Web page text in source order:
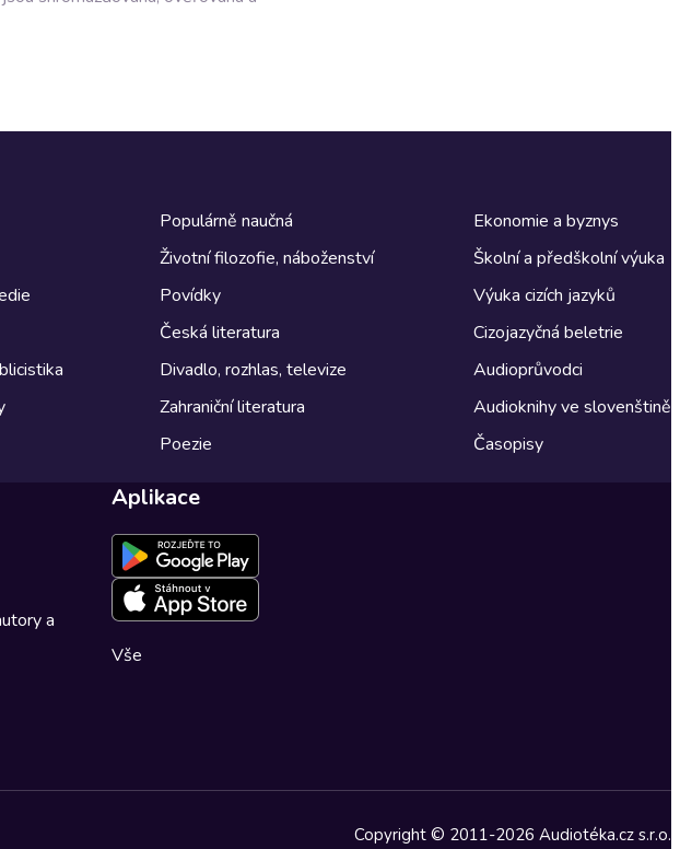
Populárně naučná
Životní filozofie, náboženství
Povídky
Česká literatura
Divadlo, rozhlas, televize
Zahraniční literatura
Poezie
Ekonomie a byznys
Školní a předškolní výuka
Výuka cizích jazyků
Cizojazyčná beletrie
Audioprůvodci
Audioknihy ve slovenštině
Časopisy
a
Aplikace
Vše
Copyright © 2011-2026 Audiotéka.cz s.r.o.